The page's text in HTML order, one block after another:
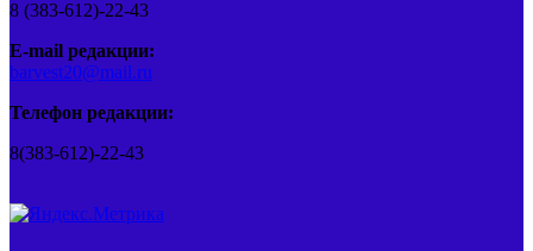
8 (383-612)-22-43
E-mail редакции:
barvest20@mail.ru
Телефон редакции:
8(383-612)-22-43